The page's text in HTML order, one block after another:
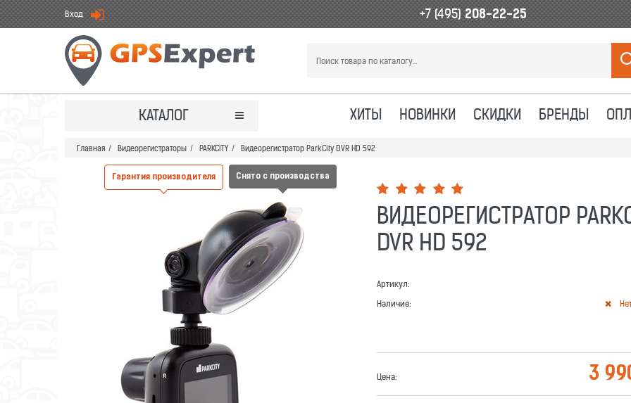
Вход +7 (495)208-22-25
КАТАЛОГ ХИТЫ НОВИНКИ СКИДКИ БРЕНДЫ
Главная / Видеорегистраторы / PARKCITY / Видеорегистратор ParkCity DVR HD 592
Гарантия производителя Снято с производства
ВИДЕОРЕГИСТРАТОР
DVR HD 592
Артикул:
Наличие:
Цена: 3